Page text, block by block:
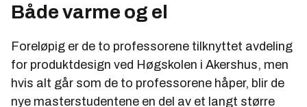
Både varme og el
Foreløpig er de to professorene tilknyttet avdeling
for produktdesign ved Høgskolen i Akershus, men
hvis alt går som de to professorene håper, blir de
nye masterstudentene en del av et langt større